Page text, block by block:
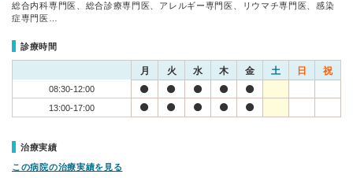
総合内科専門医、総合診療専門医、アレルギー専門医、リウマチ専門医、感染
症専門医…
診療時間
月 火 水 木 金 土 日 祝
08:30-12:00
13:00-17:00
治療実績
この病院の治療実績を見る